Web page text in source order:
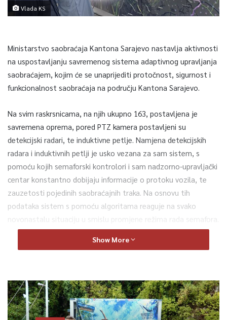
Vlada KS
Ministarstvo saobraćaja Kantona Sarajevo nastavlja aktivnosti
na uspostavljanju savremenog sistema adaptivnog upravljanja
saobraćajem, kojim će se unaprijediti protočnost, sigurnost i
funkcionalnost saobraćaja na području Kantona Sarajevo.
Na svim raskrsnicama, na njih ukupno 163, postavljena je
savremena oprema, pored PTZ kamera postavljeni su
detekcijski radari, te induktivne petlje. Namjena detekcijskih
radara i induktivnih petlji je usko vezana za sam sistem, s
pomoću kojih semaforski kontrolori i sam nadzorno-upravljački
centar konstantno dobijaju informacije o protoku vozila, te
zauzetosti pojedinih saobraćajnih traka. Na osnovu tih
podataka sistem s pomoću algoritama reaguje na svako
novonastalu situaciju u smislu promjene režima rada semafora.
Istovremeno, u novoizgrađenom objektu saobraćajnog centra
prvi ovakav centar u Bosni i Hercegovini iz kojeg će se pratiti i
upravljati saobraćajnim tokovima u Kantonu Sarajevo.
Show More